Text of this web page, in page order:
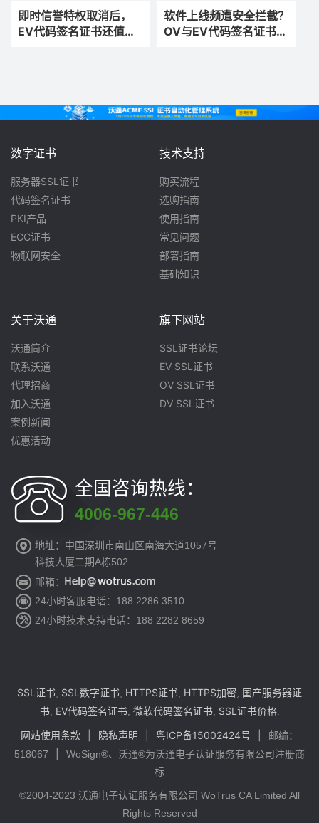
即时信誉特权取消后，
EV代码签名证书还值得
软件上线频遭安全拦截？
OV与EV代码签名证书如
数字证书
服务器SSL证书
代码签名证书
PKI产品
ECC证书
物联网安全
技术支持
购买流程
选购指南
使用指南
常见问题
部署指南
基础知识
关于沃通
沃通简介
联系沃通
代理招商
加入沃通
案例新闻
优惠活动
旗下网站
SSL证书论坛
EV SSL证书
OV SSL证书
DV SSL证书
全国咨询热线：
4006-967-446
地址：中国深圳市南山区南海大道1057号
科技大厦二期A栋502
邮箱：
24小时客服电话：188 2286 3510
24小时技术支持电话：188 2282 8659
SSL证书 SSL数字证书 HTTPS证书 HTTPS加密 国产服务器证
书, EV代码签名证书, 微软代码签名证书, SSL证书价格.
网站使用条款 隐私声明 粤ICP备15002424号
邮编：
518067
WoSign®、沃通®为沃通电子认证服务有限公司注册商
标
©2004-2023 沃通电子认证服务有限公司 WoTrus CA Limited All
Rights Reserved